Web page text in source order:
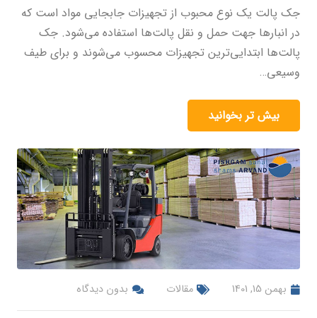
جک پالت یک نوع محبوب از تجهیزات جابجایی مواد است که
در انبارها جهت حمل و نقل پالت‌ها استفاده می‌شود. جک
پالت‌ها ابتدایی‌ترین تجهیزات محسوب می‌شوند و برای طیف
وسیعی…
بیش تر بخوانید
بهمن 15, 1401 مقالات بدون دیدگاه